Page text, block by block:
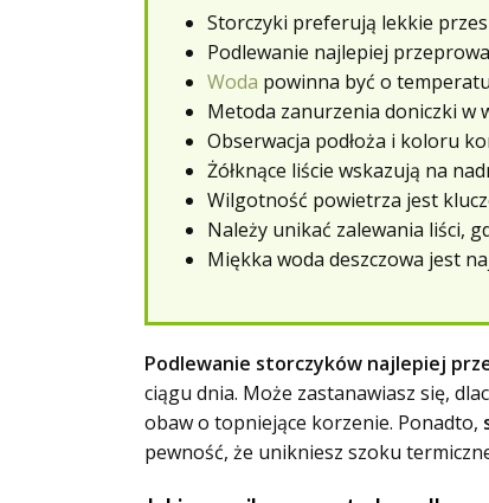
Storczyki preferują lekkie
Podlewanie najlepiej
Woda powinna być o
Metoda zanurzenia doniczki w
Obserwacja podłoża i koloru
Żółknące liście wskazują na
Wilgotność powietrza jest
Należy unikać zalewania liści,
Miękka woda deszczowa jest
Podlewanie storczyków najlepiej
ciągu dnia. Może zastanawiasz się,
obaw o topniejące korzenie. Ponadto,
pewność, że unikniesz szoku